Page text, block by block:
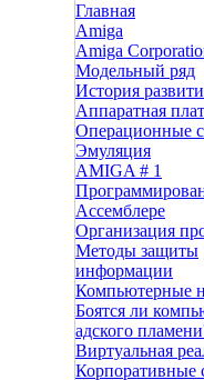
Главная
Amiga
Amiga
Модельный ряд
История
Аппаратная
Операционные
Эмуляция
AMIGA # 1
Ассемблере
Организация
Методы защиты
информации
Компьютерные
Боятся ли
адского
Виртуальная
Корпоративные